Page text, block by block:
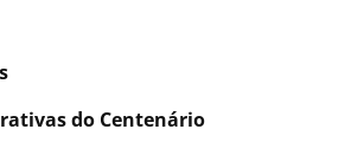
do Centenário